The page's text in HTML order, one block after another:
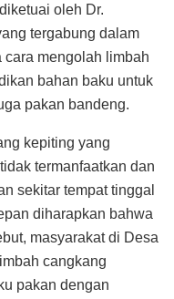
oleh Dr.
tergabung dalam
mengolah limbah
bahan baku untuk
pakan bandeng.
kepiting yang
termanfaatkan dan
sekitar tempat tinggal
diharapkan bahwa
masyarakat di Desa
cangkang
pakan dengan